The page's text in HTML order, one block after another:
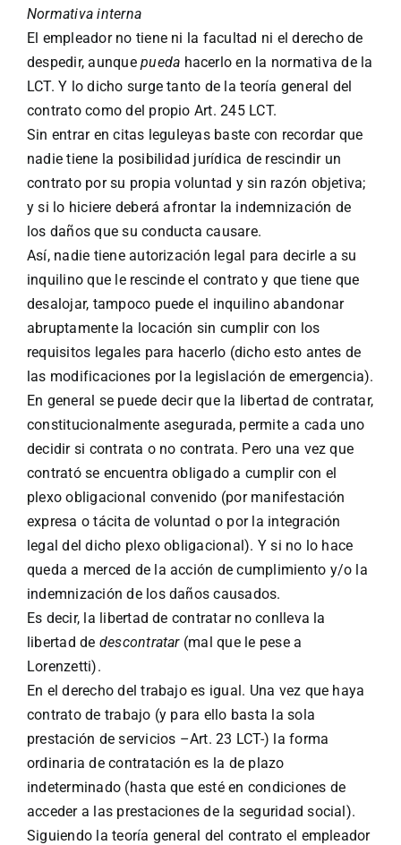
Normativa interna
El empleador no tiene ni la facultad ni el derecho de
despedir, aunquepueda hacerlo en la normativa de la
LCT. Y lo dicho surge tanto de la teoría general del
contrato como del propio Art. 245 LCT.
Sin entrar en citas leguleyas baste con recordar que
nadie tiene la posibilidad jurídica de rescindir un
contrato por su propia voluntad y sin razón objetiva;
y si lo hiciere deberá afrontar la indemnización de
los daños que su conducta causare.
Así, nadie tiene autorización legal para decirle a su
inquilino que le rescinde el contrato y que tiene que
desalojar, tampoco puede el inquilino abandonar
abruptamente la locación sin cumplir con los
requisitos legales para hacerlo (dicho esto antes de
las modificaciones por la legislación de emergencia).
En general se puede decir que la libertad de contratar,
constitucionalmente asegurada, permite a cada uno
decidir si contrata o no contrata. Pero una vez que
contrató se encuentra obligado a cumplir con el
plexo obligacional convenido (por manifestación
expresa o tácita de voluntad o por la integración
legal del dicho plexo obligacional). Y si no lo hace
queda a merced de la acción de cumplimiento y/o la
indemnización de los daños causados.
Es decir, la libertad de contratar no conlleva la
libertad de descontratar (mal que le pese a
Lorenzetti).
En el derecho del trabajo es igual. Una vez que haya
contrato de trabajo (y para ello basta la sola
prestación de servicios –Art. 23 LCT-) la forma
ordinaria de contratación es la de plazo
indeterminado (hasta que esté en condiciones de
acceder a las prestaciones de la seguridad social).
Siguiendo la teoría general del contrato el empleador